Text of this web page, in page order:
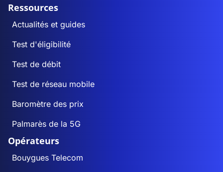
Ressources
Actualités et guides
Test d'éligibilité
Test de débit
Test de réseau mobile
Baromètre des prix
Palmarès de la 5G
Opérateurs
Bouygues Telecom